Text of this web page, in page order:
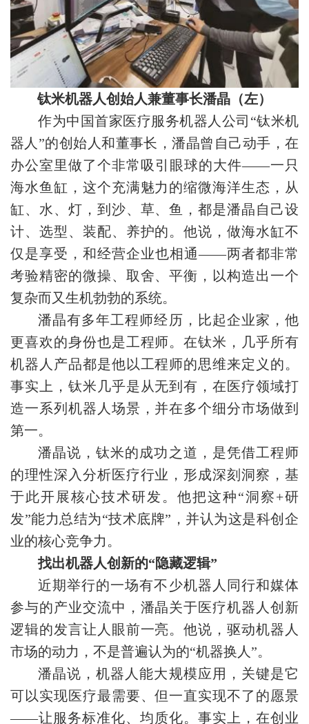
钛米机器人创始人兼董事长潘晶（左）
作为中国首家医疗服务机器人公司“钛米机
器人”的创始人和董事长，潘晶曾自己动手，在
办公室里做了个非常吸引眼球的大件——一只
海水鱼缸，这个充满魅力的缩微海洋生态，从
缸、水、灯，到沙、草、鱼，都是潘晶自己设
计、选型、装配、养护的。他说，做海水缸不
仅是享受，和经营企业也相通——两者都非常
考验精密的微操、取舍、平衡，以构造出一个
复杂而又生机勃勃的系统。
潘晶有多年工程师经历，比起企业家，他
更喜欢的身份也是工程师。在钛米，几乎所有
机器人产品都是他以工程师的思维来定义的。
事实上，钛米几乎是从无到有，在医疗领域打
造一系列机器人场景，并在多个细分市场做到
第一。
潘晶说，钛米的成功之道，是凭借工程师
的理性深入分析医疗行业，形成深刻洞察，基
于此开展核心技术研发。他把这种“洞察+研
发”能力总结为“技术底牌”，并认为这是科创企
业的核心竞争力。
找出机器人创新的“隐藏逻辑”
近期举行的一场有不少机器人同行和媒体
参与的产业交流中，潘晶关于医疗机器人创新
逻辑的发言让人眼前一亮。他说，驱动机器人
市场的动力，不是普遍认为的“机器换人”。
潘晶说，机器人能大规模应用，关键是它
可以实现医疗最需要、但一直实现不了的愿景
——让服务标准化、均质化。事实上，在创业